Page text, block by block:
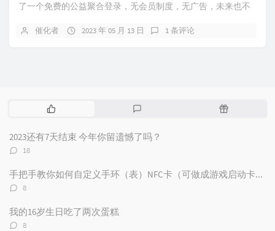
了一个免费的公益聚合登录，无会员制度，无广告，未来也不
催化者 2023 年 05 月 13 日 1 条评论
热
文
评
随
2023还有7天结束 今年你留遗憾了吗？
评
数：
18
手把手教你如何自定义手环（表）NFC卡（可做成游戏启动卡和电子名片）
评
数：
8
我的16岁生日吃了两次蛋糕
评
8